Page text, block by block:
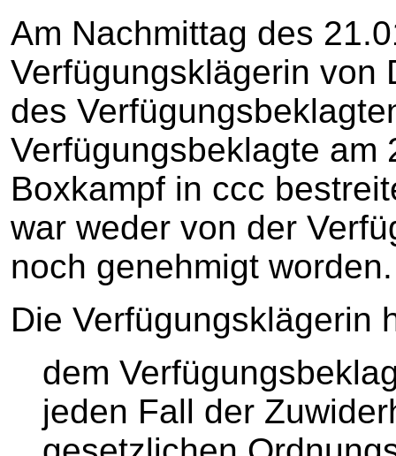
Am Nachmittag des
Verfügungsklägerin von
des
Verfügungsbeklagte am
Boxkampf in ccc
war weder von der
noch genehmigt worden.
Die Verfügungsklägerin
dem
jeden Fall der